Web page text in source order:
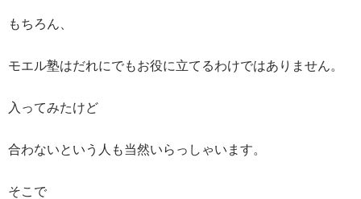
もちろん、
モエル塾はだれにでもお役に立てるわけではありません。
入ってみたけど
合わないという人も当然いらっしゃいます。
そこで